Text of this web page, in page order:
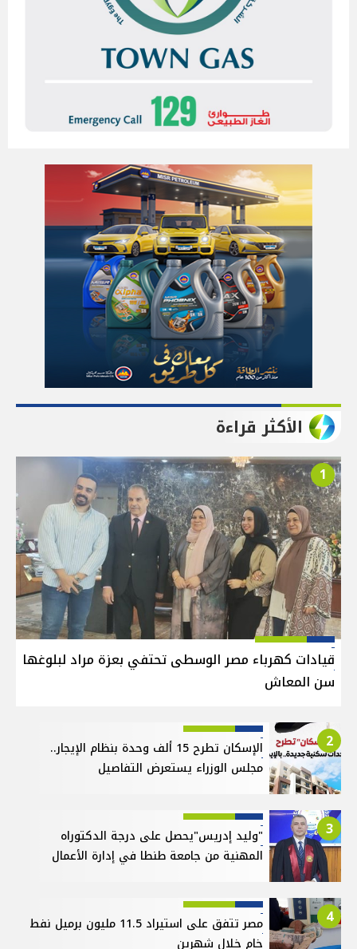
الأكثر قراءة
1
قيادات كهرباء مصر الوسطى تحتفي بعزة مراد لبلوغها
سن المعاش
2
الإسكان تطرح 15 ألف وحدة بنظام الإيجار..
مجلس الوزراء يستعرض التفاصيل
3
"وليد إدريس"يحصل على درجة الدكتوراه
المهنية من جامعة طنطا في إدارة الأعمال
4
مصر تتفق على استيراد 11.5 مليون برميل نفط
خام خلال شهرين